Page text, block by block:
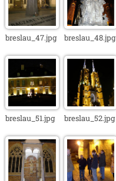
breslau_47.jpg breslau_48.jpg
breslau_51.jpg breslau_52.jpg